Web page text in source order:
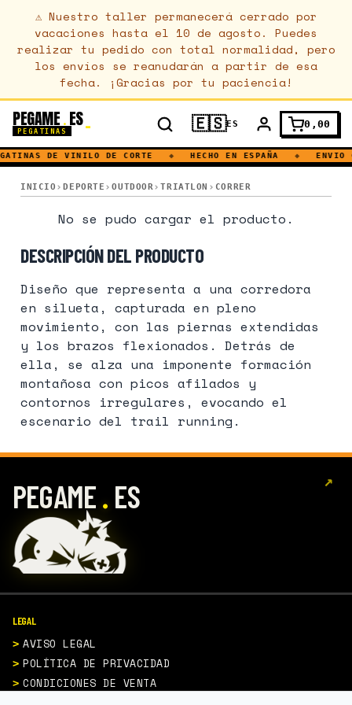
⚠ Nuestro taller permanecerá cerrado por
vacaciones hasta el 10 de agosto. Puedes
realizar tu pedido con total normalidad, pero
los envíos se reanudarán a partir de esa
fecha. ¡Gracias por tu paciencia!
PEGAME.ES
PEGATINAS 🇪🇸ES 0,00
DE VINILO DE CORTE ◆ HECHO EN ESPAÑA ◆ ENVIO
INICIO DEPORTE OUTDOOR TRIATLON CORRER
SKY RUNNING · TRAIL RUNNING · CORREDOR · TIPOGRAFÍA
SKY RUNNING · TRAIL RUNNING ·
No se pudo cargar el producto.
DESCRIPCIÓN DEL PRODUCTO
Diseño que representa a una corredora
en silueta, capturada en pleno
movimiento, con las piernas extendidas
y los brazos flexionados. Detrás de
ella, se alza una imponente formación
montañosa con picos afilados y
contornos irregulares, evocando el
escenario del trail running.
PEGAME. ES ↗
LEGAL
AVISO LEGAL
POLÍTICA DE PRIVACIDAD
CONDICIONES DE VENTA